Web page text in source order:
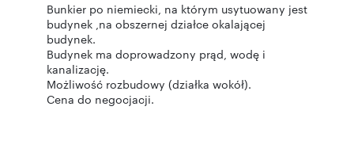
Bunkier po niemiecki, na którym usytuowany jest
budynek ,na obszernej działce okalającej
budynek.
Budynek ma doprowadzony prąd, wodę i
kanalizację.
Możliwość rozbudowy (działka wokół).